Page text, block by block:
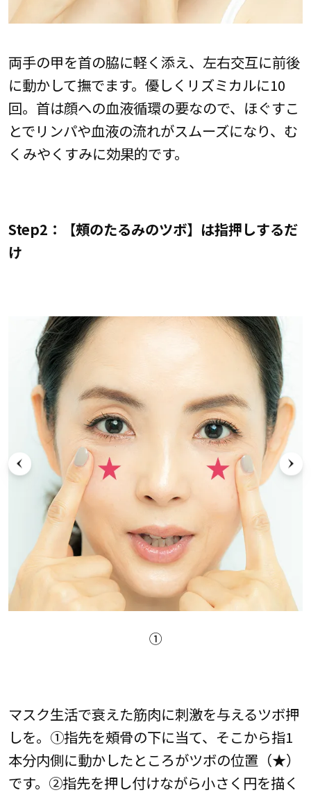
両手の甲を首の脇に軽く添え、左右交互に前後
に動かして撫でます。優しくリズミカルに10
回。首は顔への血液循環の要なので、ほぐすこ
とでリンパや血液の流れがスムーズになり、む
くみやくすみに効果的です。
Step2：【頰のたるみのツボ】は指押しするだ
け
①
マスク生活で衰えた筋肉に刺激を与えるツボ押
しを。①指先を頰骨の下に当て、そこから指1
本分内側に動かしたところがツボの位置（★）
です。②指先を押し付けながら小さく円を描く